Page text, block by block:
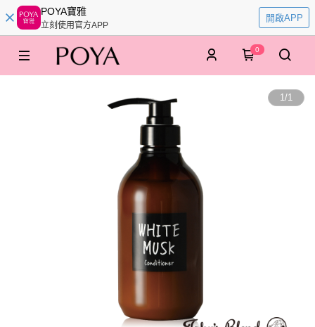
POYA寶雅
立刻使用官方APP
開啟APP
0
1/1